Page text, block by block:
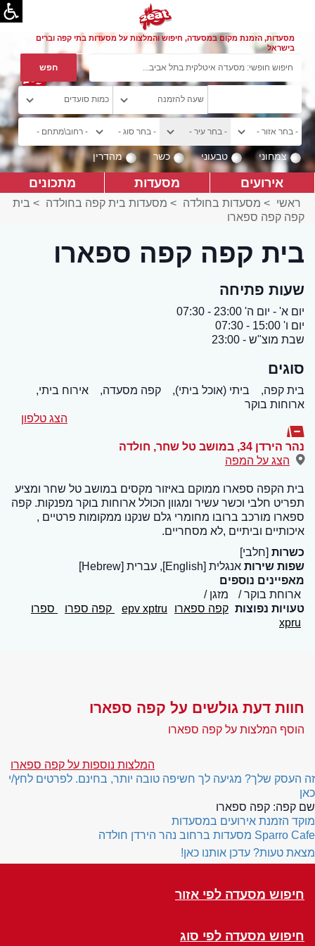
מסעדות, הזמנת מקום במסעדה, חיפוש והמלצות על מסעדות בתי קפה וברים
בישראל
צמחוני טבעוני כשר מהדרין
אירועים מסעדות מתכונים
ראשי > מסעדות בחולדה > מסעדות בית קפה בחולדה > בית
קפה קפה ספארו
בית קפה קפה ספארו
שעות פתיחה
יום א' - יום ה' 23:00 - 07:30
יום ו' 15:00 - 07:30
שבת מוצ"ש - 23:00
סוגים
בית קפה, ביתי (אוכל ביתי), קפה מסעדה,
אירוח ביתי,
ארוחות בוקר
הצג טלפון
נהר הירדן 34, במושב טל שחר , חולדה
הצג על המפה
בית הקפה ספארו ממוקם באיזור מקסים במושב טל שחר ומציע
תפריט חלבי וכשר עשיר ומגוון הכולל ארוחות בוקר מפנקות. קפה
ספארו מורכב ברובו מחומרי גלם שנקנו ממקומות פרטיים ,
איכותיים וביתיים ,לא מסחריים.
כשרות [חלבי]
שפות שירות אנגלית [English], עברית [Hebrew]
מאפיינים נוספים
ארוחת בוקר
מזגן
טעויות נפוצות קפה ספארו epv xptru קפה ספרו
ספרו
xpru
חוות דעת גולשים על קפה ספארו
הוסף המלצות על קפה ספארו
המלצות נוספות על קפה ספארו
זה העסק שלך? מגיעה לך חשיפה טובה יותר, בחינם. לפרטים לחץ/י
כאן
שם קפה: קפה ספארו
מוקד הזמנת אירועים במסעדות
Sparro Cafe מסעדות ברחוב נהר הירדן חולדה
מצאת טעות? עדכן אותנו כאן!
חיפוש מסעדה לפי אזור
חיפוש מסעדה לפי סוג